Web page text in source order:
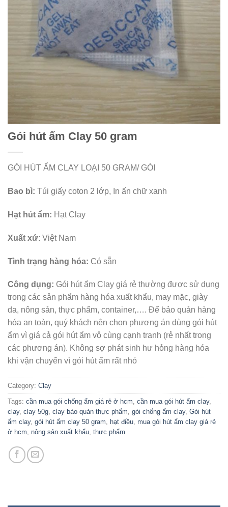
Gói hút ẩm Clay 50 gram
GÓI HÚT ẨM CLAY LOẠI 50 GRAM/ GÓI
Bao bì: Túi giấy coton 2 lớp, In ấn chữ xanh
Hạt hút ẩm: Hạt Clay
Xuất xứ: Việt Nam
Tình trạng hàng hóa: Có sẵn
Công dụng: Gói hút ẩm Clay giá rẻ thường được sử dụng
trong các sản phẩm hàng hóa xuất khẩu, may mặc, giày
da, nông sản, thực phẩm, container,…. Để bảo quản hàng
hóa an toàn, quý khách nên chọn phương án dùng gói hút
ẩm vì giá cả gói hút ẩm vô cùng cạnh tranh (rẻ nhất trong
các phương án). Không sợ phát sinh hư hỏng hàng hóa
khi vận chuyển vì gói hút ẩm rất nhỏ
Category: Clay
Tags: cần mua gói chống ẩm giá rẻ ở hcm, cần mua gói hút ẩm clay,
clay, clay 50g, clay bảo quản thực phẩm, gói chống ẩm clay, Gói hút
ẩm clay, gói hút ẩm clay 50 gram, hạt điều, mua gói hút ẩm clay giá rẻ
ở hcm, nông sản xuất khẩu, thực phẩm